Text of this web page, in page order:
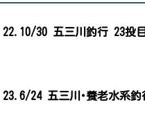
22.10/30 五三川釣行 23投目
23.6/24 五三川･養老水系釣